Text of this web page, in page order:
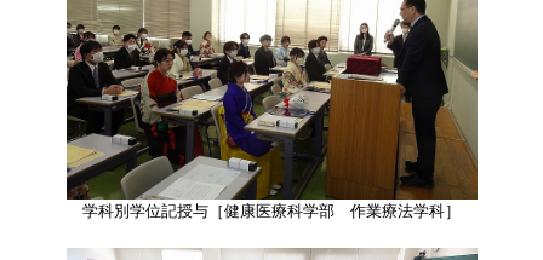
学科別学位記授与［健康医療科学部 作業療法学科］